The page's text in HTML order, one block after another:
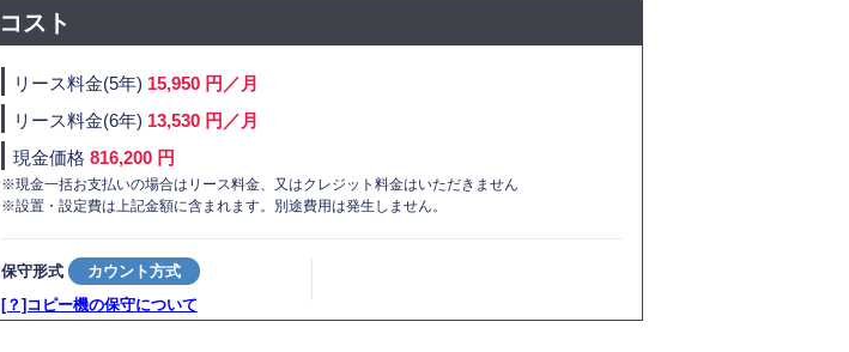
コスト
リース料金(5年) 15,950 円／月
リース料金(6年) 13,530 円／月
現金価格 816,200 円
※現金一括お支払いの場合はリース料金、又はクレジット料金はいただきません
※設置・設定費は上記金額に含まれます。別途費用は発生しません。
保守形式
カウント方式
[？]コピー機の保守について